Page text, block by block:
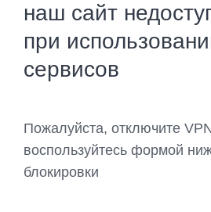
наш сайт
при
сервисов
Пожалуйста, отключите
воспользуйтесь формой
блокировки